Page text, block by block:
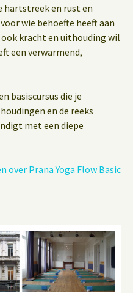
hartstreek en rust en
wie behoefte heeft aan
kracht en uithouding wil
een verwarmend,
basiscursus die je
en de reeks
met een diepe
over Prana Yoga Flow Basic